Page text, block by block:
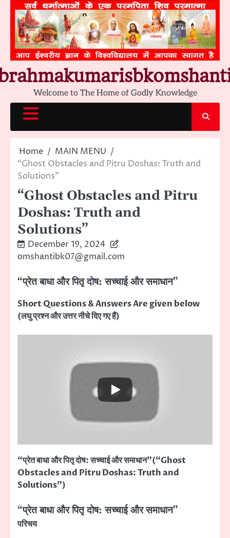
content
Welcome to The Home of Godly Knowledge
Home
MAIN MENU
“Ghost Obstacles and Pitru Doshas: Truth and
Solutions”
“Ghost Obstacles and Pitru
Doshas: Truth and
Solutions”
December 19, 2024
omshantibk07@gmail.com
“प्रेत बाधा और पितृ दोष: सच्चाई और समाधान”
Short Questions & Answers Are given below
(लघु प्रश्न और उत्तर नीचे दिए गए हैं)
“प्रेत बाधा और पितृ दोष: सच्चाई और समाधान”(“Ghost
Obstacles and Pitru Doshas: Truth and
Solutions”)
“प्रेत बाधा और पितृ दोष: सच्चाई और समाधान”
परिचय